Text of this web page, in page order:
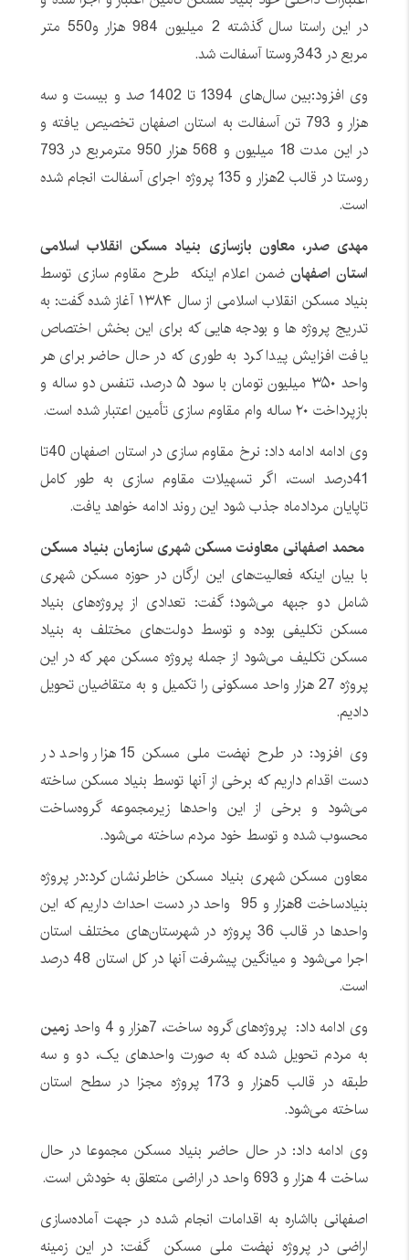
در این راستا سال گذشته 2 میلیون 984 هزار و550 متر
مربع در 343روستا آسفالت شد‌.
وی افزود:بین سال‌های 1394 تا 1402 صد و بیست و سه
هزار و 793 تن آسفالت به استان اصفهان تخصیص یافته و
در این مدت 18 میلیون و 568 هزار 950 مترمربع در 793
روستا در قالب 2هزار و 135 پروژه اجرای آسفالت انجام شده
است‌‌.
مهدی صدر، معاون بازسازی بنیاد مسکن انقلاب اسلامی
استان اصفهانضمن اعلام اینکه طرح مقاوم سازی توسط
بنیاد مسکن انقلاب اسلامی از سال ۱۳۸۴ آغاز شده گفت: به
تدریج پروژه ها و بودجه هایی که برای این بخش اختصاص
یافت افزایش پیدا کرد به طوری که در حال حاضر برای هر
واحد ۳۵۰ میلیون تومان با سود ۵ درصد، تنفس دو ساله و
بازپرداخت ۲۰ ساله وام مقاوم سازی تأمین اعتبار شده است.
وی ادامه ادامه داد: نرخ مقاوم سازی در استان اصفهان 40تا
41درصد است، اگر تسهیلات مقاوم سازی به طور کامل
تاپایان مردادماه جذب شود این روند ادامه خواهد یافت.
محمد اصفهانی معاونت مسکن شهری سازمان بنیاد مسکن
با بیان اینکه فعالیت‌های این ارگان در حوزه مسکن شهری
شامل دو جبهه می‌شود؛ گفت: تعدادی از پروژه‌های بنیاد
مسکن تکلیفی بوده و توسط دولت‌های مختلف به بنیاد
مسکن تکلیف می‌شود از جمله پروژه مسکن مهر که در این
پروژه 27 هزار واحد مسکونی را تکمیل و به متقاضیان تحویل
دادیم.
وی افزود: در طرح نهضت ملی مسکن 15 هزار واحد در
دست اقدام داریم که برخی از آنها توسط بنیاد مسکن ساخته
می‌شود و برخی از این واحدها زیرمجموعه گروه‌ساخت
محسوب شده و توسط خود مردم ساخته می‌شود.
معاون مسکن شهری بنیاد مسکن خاطرنشان کرد:در پروژه
بنیادساخت 8هزار و 95 واحد در دست احداث داریم که این
واحدها در قالب 36 پروژه در شهرستان‌های مختلف استان
اجرا می‌شود و میانگین پیشرفت آنها در کل استان 48 درصد
است.
وی ادامه داد: پروژه‌های گروه ساخت، 7هزار و 4 واحد
زمین
به مردم تحویل شده که به صورت واحدهای یک، دو و سه
طبقه در قالب 5هزار و 173 پروژه مجزا در سطح استان
ساخته می‌شود.
وی ادامه داد: در حال حاضر بنیاد مسکن مجموعا در حال
ساخت 4 هزار و 693 واحد در اراضی متعلق به خودش است.
اصفهانی بااشاره به اقدامات انجام شده در جهت آماده‌سازی
اراضی در پروژه نهضت ملی مسکن گفت: در این زمینه